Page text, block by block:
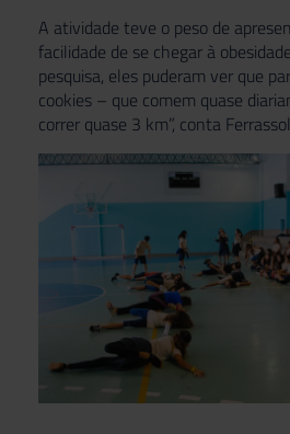
A atividade teve o peso de
facilidade de se chegar à
pesquisa, eles puderam ver que
cookies – que comem quase
correr quase 3 km”, conta